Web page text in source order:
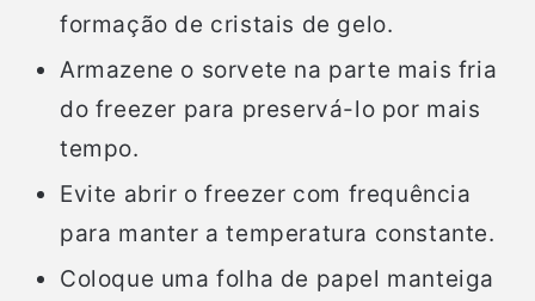
formação de cristais de gelo.
Armazene o sorvete na parte mais fria
do freezer para preservá-lo por mais
tempo.
Evite abrir o freezer com frequência
para manter a temperatura constante.
Coloque uma folha de papel manteiga